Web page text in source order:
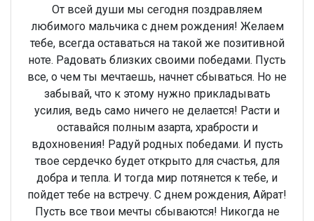
От всей души мы сегодня поздравляем
любимого мальчика с днем рождения! Желаем
тебе, всегда оставаться на такой же позитивной
ноте. Радовать близких своими победами. Пусть
все, о чем ты мечтаешь, начнет сбываться. Но не
забывай, что к этому нужно прикладывать
усилия, ведь само ничего не делается! Расти и
оставайся полным азарта, храбрости и
вдохновения! Радуй родных победами. И пусть
твое сердечко будет открыто для счастья, для
добра и тепла. И тогда мир потянется к тебе, и
пойдет тебе на встречу. С днем рождения, Айрат!
Пусть все твои мечты сбываются! Никогда не